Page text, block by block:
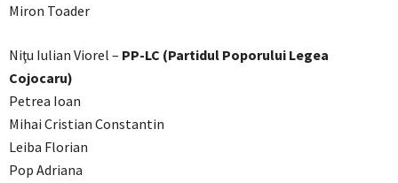
Miron Toader
Niţu Iulian Viorel – PP-LC (Partidul Poporului Legea
Cojocaru)
Petrea Ioan
Mihai Cristian Constantin
Leiba Florian
Pop Adriana